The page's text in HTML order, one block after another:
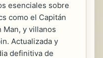
esenciales sobre
como el Capitán
Man, y villanos
Actualizada y
definitiva de